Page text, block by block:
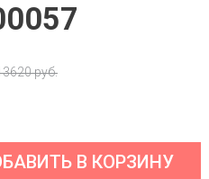
руб.
В КОРЗИНУ